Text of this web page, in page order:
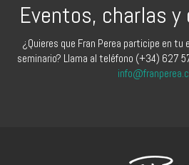
Eventos, charlas
¿Quieres que Fran Perea participe en tu
seminario? Llama al teléfono (+34) 627